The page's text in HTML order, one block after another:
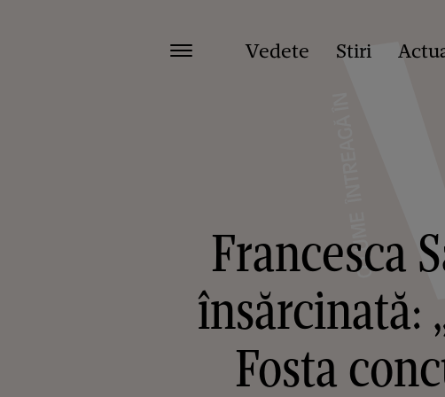
Vedete Stiri
Francesca
însărcinată:
Fosta